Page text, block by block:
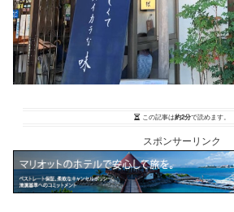
この記事は約2分で読めます。
スポンサーリンク